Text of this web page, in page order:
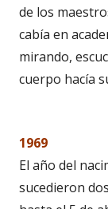
de los
cabía en
mirando,
cuerpo hacía
1969
El año del
sucedieron